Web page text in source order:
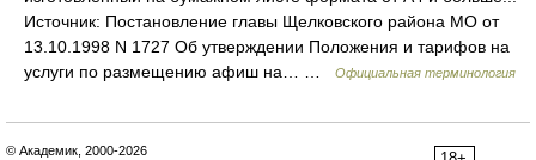
Источник: Постановление главы Щелковского района МО от
13.10.1998 N 1727 Об утверждении Положения и тарифов на
услуги по размещению афиш на… …
Официальная терминология
© Академик, 2000-2026